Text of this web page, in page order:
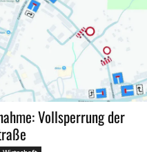
Vollsperrung der